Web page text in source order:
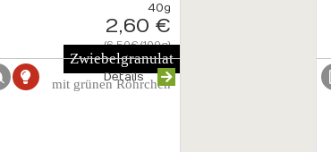
Zwiebelgranulat
mit grünen Röhrchen
40g
2,60 €
{6.50€/100g}
Details